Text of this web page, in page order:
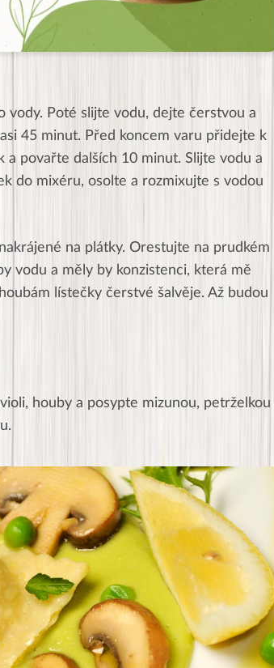
vody. Poté slijte vodu, dejte čerstvou a
45 minut. Před koncem varu přidejte k
a povařte dalších 10 minut. Slijte vodu a
do mixéru, osolte a rozmixujte s vodou
na plátky. Orestujte na prudkém
vodu a měly by konzistenci, která mě
lístečky čerstvé šalvěje. Až budou
houby a posypte mizunou, petrželkou